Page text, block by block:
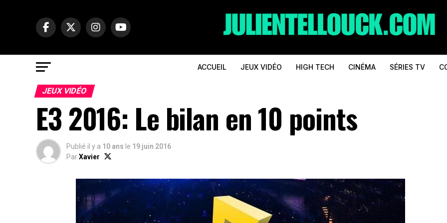
ACCUEIL JEUX VIDÉO HIGH TECH CINÉMA SÉRIES TV
JEUX VIDÉO
E3 2016: Le bilan en 10 points
Publié il y a 10 ans le 19 juin 2016
ParXavier